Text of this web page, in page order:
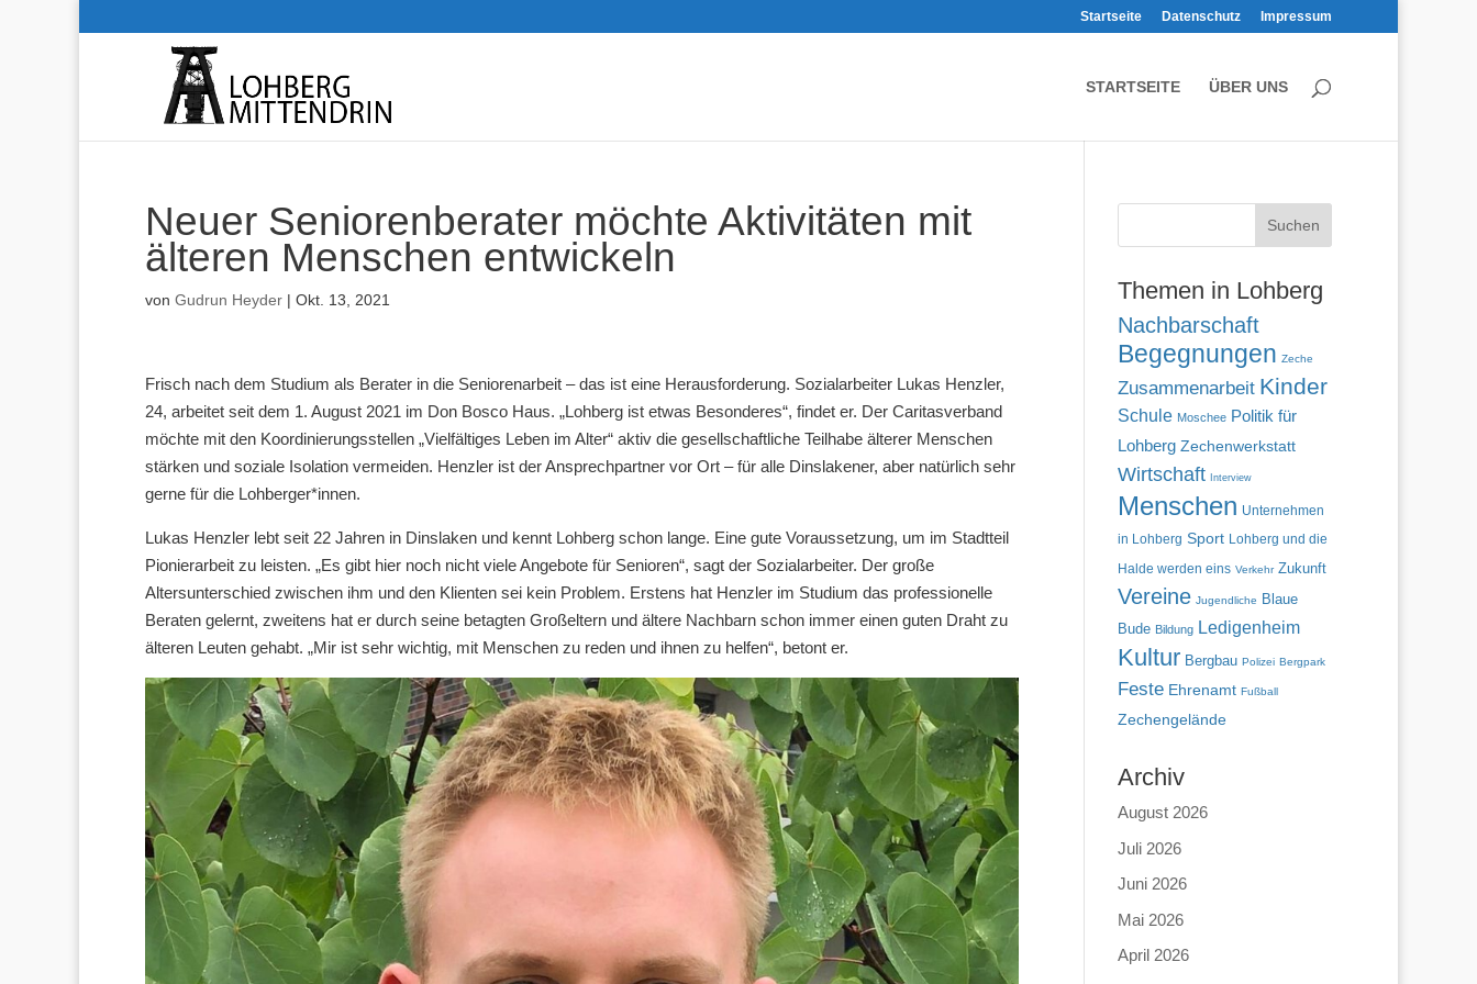
Startseite Datenschutz Impressum
STARTSEITE ÜBER UNS
Neuer Seniorenberater möchte Aktivitäten mit
älteren Menschen entwickeln
von Gudrun Heyder | Okt. 13, 2021
Frisch nach dem Studium als Berater in die Seniorenarbeit – das ist eine Herausforderung. Sozialarbeiter Lukas Henzler,
24, arbeitet seit dem 1. August 2021 im Don Bosco Haus. „Lohberg ist etwas Besonderes“, findet er. Der Caritasverband
möchte mit den Koordinierungsstellen „Vielfältiges Leben im Alter“ aktiv die gesellschaftliche Teilhabe älterer Menschen
stärken und soziale Isolation vermeiden. Henzler ist der Ansprechpartner vor Ort – für alle Dinslakener, aber natürlich sehr
gerne für die Lohberger*innen.
Lukas Henzler lebt seit 22 Jahren in Dinslaken und kennt Lohberg schon lange. Eine gute Voraussetzung, um im Stadtteil
Pionierarbeit zu leisten. „Es gibt hier noch nicht viele Angebote für Senioren“, sagt der Sozialarbeiter. Der große
Altersunterschied zwischen ihm und den Klienten sei kein Problem. Erstens hat Henzler im Studium das professionelle
Beraten gelernt, zweitens hat er durch seine betagten Großeltern und ältere Nachbarn schon immer einen guten Draht zu
älteren Leuten gehabt. „Mir ist sehr wichtig, mit Menschen zu reden und ihnen zu helfen“, betont er.
Themen in Lohberg
Nachbarschaft
Begegnungen Zeche
Zusammenarbeit Kinder
Schule Moschee Politik für
Lohberg Zechenwerkstatt
Wirtschaft Interview
Menschen Unternehmen
in Lohberg Sport Lohberg und die
Halde werden eins Verkehr Zukunft
Vereine Jugendliche
Blaue
Bude Bildung Ledigenheim
Kultur Bergbau Polizei Bergpark
Feste Ehrenamt Fußball
Zechengelände
Archiv
August 2026
Juli 2026
Juni 2026
Mai 2026
April 2026